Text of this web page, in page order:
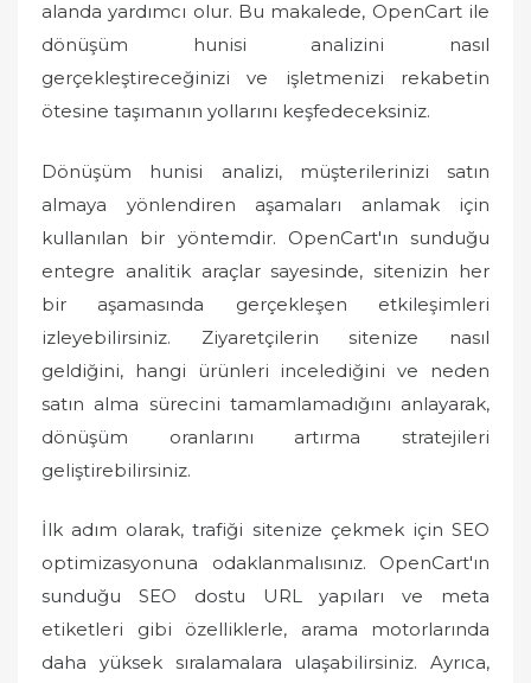
alanda yardımcı olur. Bu makalede, OpenCart ile
dönüşüm hunisi analizini nasıl
gerçekleştireceğinizi ve işletmenizi rekabetin
ötesine taşımanın yollarını keşfedeceksiniz.
Dönüşüm hunisi analizi, müşterilerinizi satın
almaya yönlendiren aşamaları anlamak için
kullanılan bir yöntemdir. OpenCart'ın sunduğu
entegre analitik araçlar sayesinde, sitenizin her
bir aşamasında gerçekleşen etkileşimleri
izleyebilirsiniz. Ziyaretçilerin sitenize nasıl
geldiğini, hangi ürünleri incelediğini ve neden
satın alma sürecini tamamlamadığını anlayarak,
dönüşüm oranlarını artırma stratejileri
geliştirebilirsiniz.
İlk adım olarak, trafiği sitenize çekmek için SEO
optimizasyonuna odaklanmalısınız. OpenCart'ın
sunduğu SEO dostu URL yapıları ve meta
etiketleri gibi özelliklerle, arama motorlarında
daha yüksek sıralamalara ulaşabilirsiniz. Ayrıca,